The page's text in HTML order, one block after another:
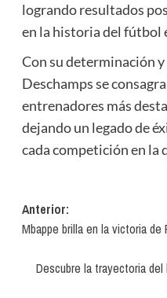
logrando resultados
en la historia del fútbol
Con su determinación
Deschamps se
entrenadores más
dejando un legado de
cada competición en la
Navegación
de
entradas
Anterior:
Mbappe brilla en la victoria de
Descubre la trayectoria